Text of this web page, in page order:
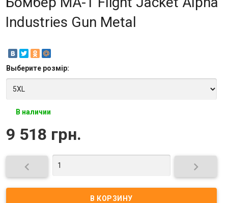
Industries Gun Metal
Выберите розмір:
В наличии
9 518 грн.
 